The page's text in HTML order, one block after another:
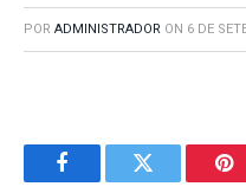
POR ADMINISTRADOR ON 6 DE
FacebookTwitter